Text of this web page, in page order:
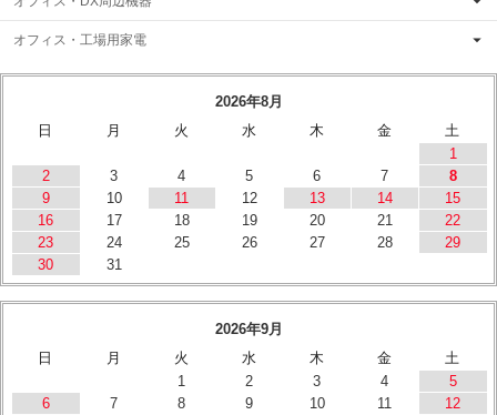
オフィス・工場用家電
2026年8月
日
月 火 水 木 金
土
1
2
3 4 5 6 7
8
9
10 11 12 13 14
15
16
17 18 19 20 21
22
23
24 25 26 27 28
29
30
31
2026年9月
日
月 火 水 木 金
土
1
2 3 4
5
6
7 8 9 10 11
12